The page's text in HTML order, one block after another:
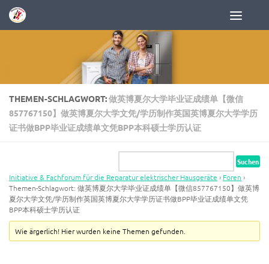
Zum Inhalt springen
THEMEN-SCHLAGWORT:做英博夏尔大学毕业证成绩单【微信
857767150】做英博夏尔大学文凭/学历制作英国英博夏尔大学学历
证书做BPP毕业证成绩单文凭BPP本科硕士学历认证
Initiative & Fachforum für die Reparatur elektrischer Hausgeräte › Foren ›
Themen-Schlagwort: 做英博夏尔大学毕业证成绩单【微信857767150】做英博
夏尔大学文凭/学历制作英国英博夏尔大学学历证书做BPP毕业证成绩单文凭
BPP本科硕士学历认证
Wie ärgerlich! Hier wurden keine Themen gefunden.